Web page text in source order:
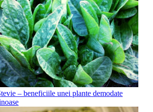
– beneficiile unei plante demodate